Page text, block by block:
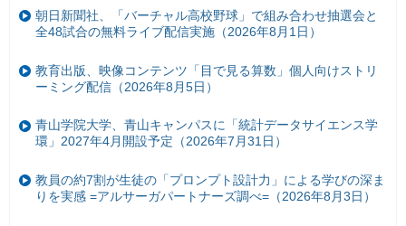
朝日新聞社、「バーチャル高校野球」で組み合わせ抽選会と
全48試合の無料ライブ配信実施（2026年8月1日）
教育出版、映像コンテンツ「目で見る算数」個人向けストリ
ーミング配信（2026年8月5日）
青山学院大学、青山キャンパスに「統計データサイエンス学
環」2027年4月開設予定（2026年7月31日）
教員の約7割が生徒の「プロンプト設計力」による学びの深ま
りを実感 =アルサーガパートナーズ調べ=（2026年8月3日）